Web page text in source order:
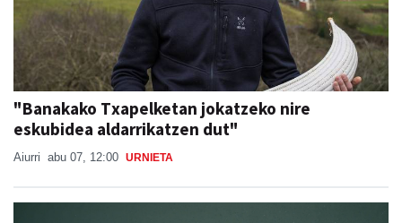
"Banakako Txapelketan jokatzeko nire
eskubidea aldarrikatzen dut"
Aiurri abu 07, 12:00 URNIETA